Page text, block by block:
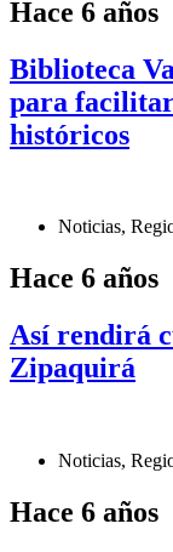
Hace 6 años
Biblioteca
para
históricos
Noticias,
Hace 6 años
Así rendirá
Zipaquirá
Noticias,
Hace 6 años